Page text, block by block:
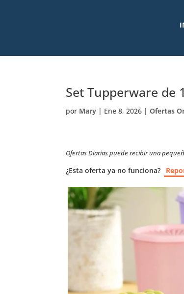
Set Tupperware de
por Mary | Ene 8, 2026 |Ofertas
Ofertas Diarias puede recibir una
¿Esta oferta ya no funciona?